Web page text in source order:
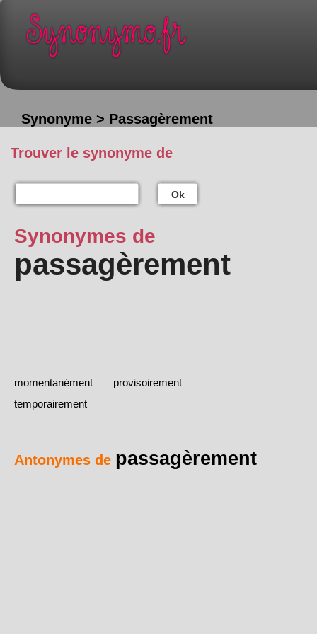
Synonyme > Passagèrement
Trouver le synonyme de
Ok
Synonymes de
passagèrement
momentanément
provisoirement
temporairement
Antonymes de passagèrement